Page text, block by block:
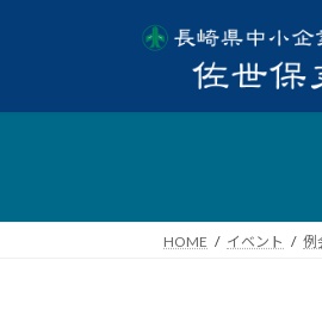
HOME イベント 例